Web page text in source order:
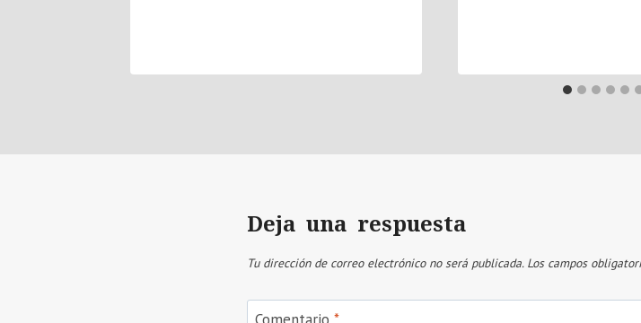
Deja una respuesta
Tu dirección de correo electrónico no será publicada. Los campos